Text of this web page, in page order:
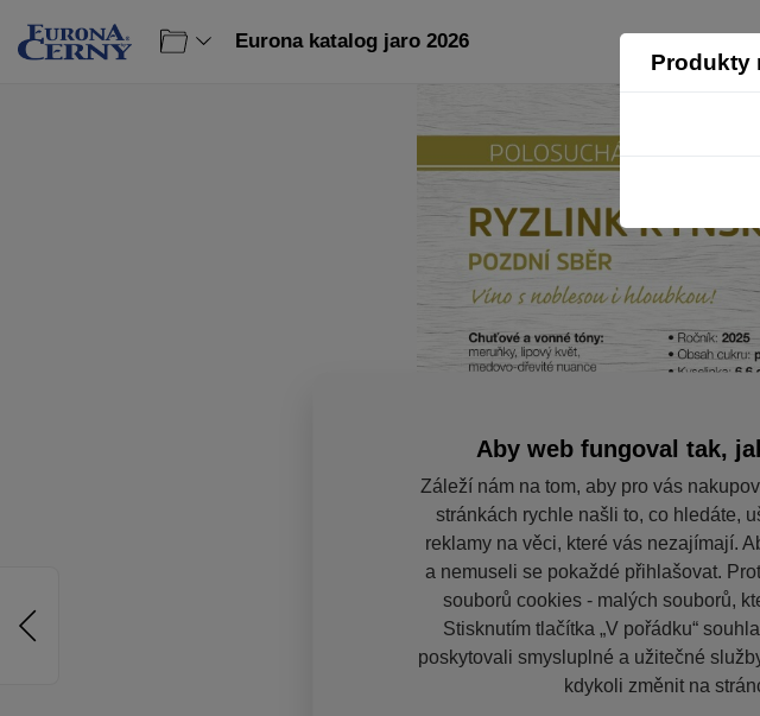
Produkty
Eurona katalog jaro 2026
Aby web fungoval tak,
Záleží nám na tom, aby pro vás
stránkách rychle našli to, co hledáte,
reklamy na věci, které vás nezajímají.
a nemuseli se pokaždé přihlašovat.
souborů cookies - malých souborů,
Stisknutím tlačítka „V pořádku“
poskytovali smysluplné a užitečné
kdykoli změnit na